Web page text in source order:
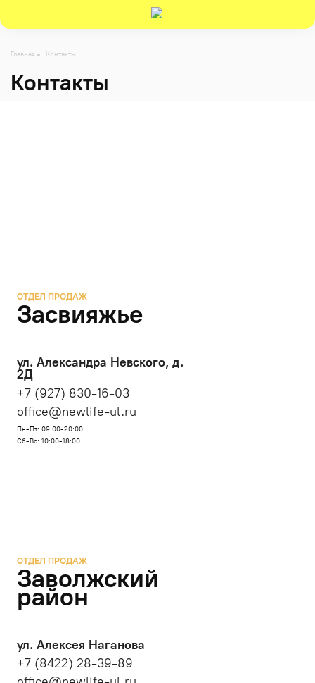
Главная Контакты
Контакты
ОТДЕЛ ПРОДАЖ
Засвияжье
ул. Александра Невского, д.
2Д
+7 (927) 830-16-03
office@newlife-ul.ru
Пн-Пт: 09:00-20:00
Сб-Вс: 10:00-18:00
ОТДЕЛ ПРОДАЖ
Заволжский
район
ул. Алексея Наганова
+7 (8422) 28-39-89